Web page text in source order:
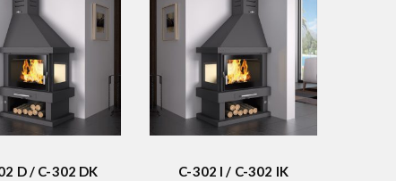
D / C-302 DK C-302 I / C-302 IK